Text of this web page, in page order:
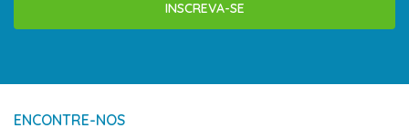
INSCREVA-SE
ENCONTRE-NOS